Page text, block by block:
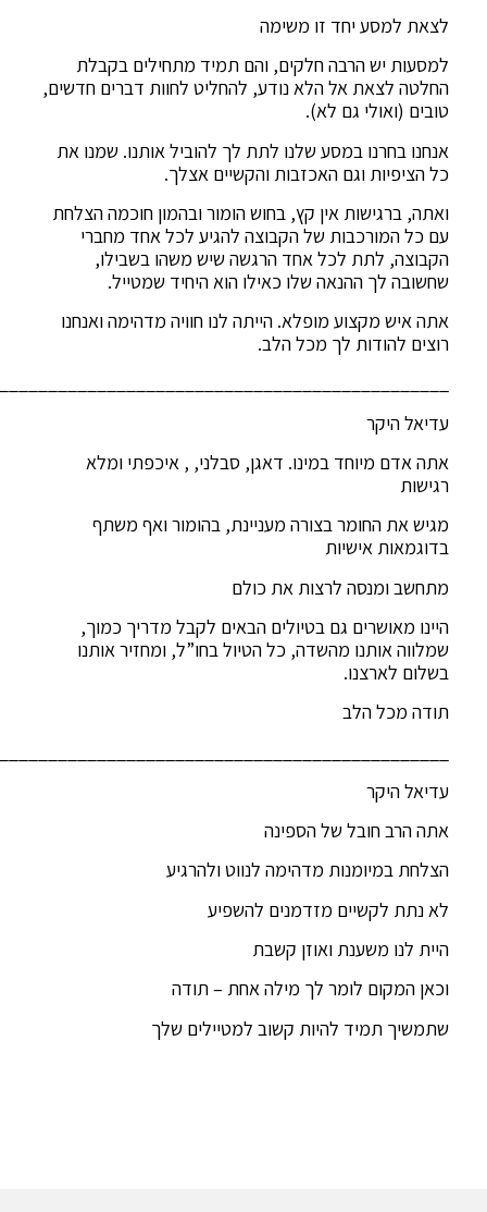
לצאת למסע יחד זו משימה
למסעות יש הרבה חלקים, והם תמיד מתחילים בקבלת
החלטה לצאת אל הלא נודע, להחליט לחוות דברים חדשים,
טובים (ואולי גם לא).
אנחנו בחרנו במסע שלנו לתת לך להוביל אותנו. שמנו את
כל הציפיות וגם האכזבות והקשיים אצלך.
ואתה, ברגישות אין קץ, בחוש הומור ובהמון חוכמה הצלחת
עם כל המורכבות של הקבוצה להגיע לכל אחד מחברי
הקבוצה, לתת לכל אחד הרגשה שיש משהו בשבילו,
שחשובה לך ההנאה שלו כאילו הוא היחיד שמטייל.
אתה איש מקצוע מופלא. הייתה לנו חוויה מדהימה ואנחנו
רוצים להודות לך מכל הלב.
עדיאל היקר
אתה אדם מיוחד במינו. דאגן, סבלני, , איכפתי ומלא
רגישות
מגיש את החומר בצורה מעניינת, בהומור ואף משתף
בדוגמאות אישיות
מתחשב ומנסה לרצות את כולם
היינו מאושרים גם בטיולים הבאים לקבל מדריך כמוך,
שמלווה אותנו מהשדה, כל הטיול בחו”ל, ומחזיר אותנו
בשלום לארצנו.
תודה מכל הלב
עדיאל היקר
אתה הרב חובל של הספינה
הצלחת במיומנות מדהימה לנווט ולהרגיע
לא נתת לקשיים מזדמנים להשפיע
היית לנו משענת ואוזן קשבת
וכאן המקום לומר לך מילה אחת – תודה
שתמשיך תמיד להיות קשוב למטיילים שלך